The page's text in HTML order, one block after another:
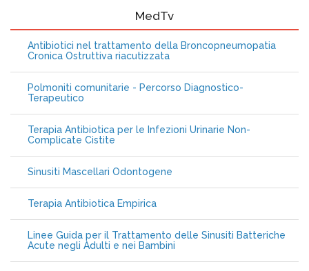
MedTv
Antibiotici nel trattamento della Broncopneumopatia
Cronica Ostruttiva riacutizzata
Polmoniti comunitarie - Percorso Diagnostico-
Terapeutico
Terapia Antibiotica per le Infezioni Urinarie Non-
Complicate Cistite
Sinusiti Mascellari Odontogene
Terapia Antibiotica Empirica
Linee Guida per il Trattamento delle Sinusiti Batteriche
Acute negli Adulti e nei Bambini